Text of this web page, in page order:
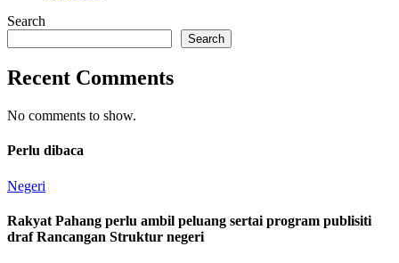
Search
Search
Recent Comments
No comments to show.
Perlu dibaca
Negeri
Rakyat Pahang perlu ambil peluang sertai program publisiti
draf Rancangan Struktur negeri